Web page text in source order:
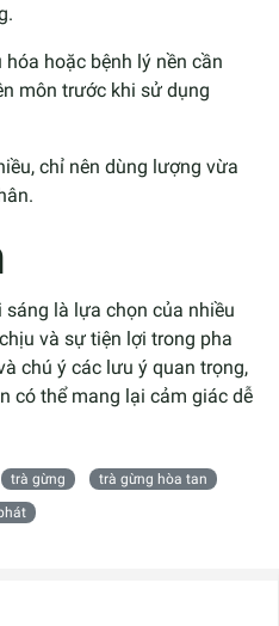
hoặc bệnh lý nền cần
môn trước khi sử dụng
chỉ nên dùng lượng vừa
là lựa chọn của nhiều
và sự tiện lợi trong pha
chú ý các lưu ý quan trọng,
có thể mang lại cảm giác dễ
trà gừng
trà gừng hòa tan